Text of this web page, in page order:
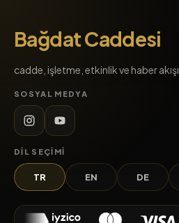
Bağdat Caddesi
cadde, işletme, etkinlik ve haber akışı
SOSYAL MEDYA
DIL SEÇIMI
TR EN DE